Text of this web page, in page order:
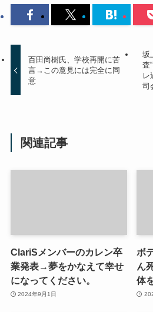
百田尚樹氏、学校再開に苦
言→この意見には完全に同
意
坂
査
レ
司
関連記事
ClariSメンバーのカレン卒
業発表→夢をかなえて幸せ
になってください。
2024年9月1日
ボ
ん
体